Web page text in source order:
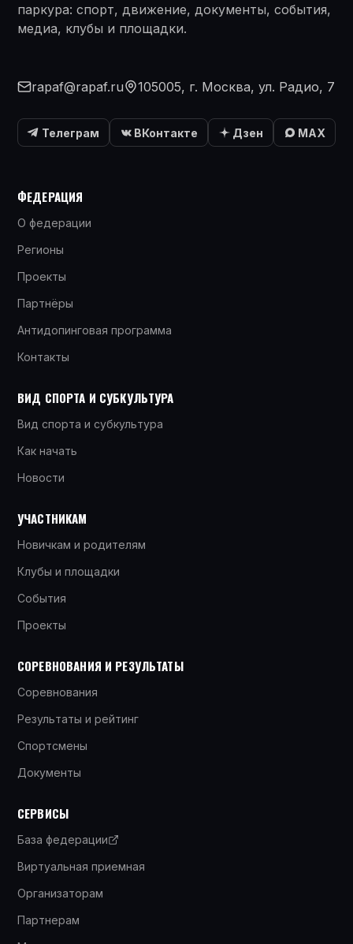
паркура: спорт, движение, документы, события,
медиа, клубы и площадки.
rapaf@rapaf.ru 105005, г. Москва, ул. Радио, 7
Телеграм ВКонтакте Дзен MAX
ФЕДЕРАЦИЯ
О федерации
Регионы
Проекты
Партнёры
Антидопинговая программа
Контакты
ВИД СПОРТА И СУБКУЛЬТУРА
Вид спорта и субкультура
Как начать
Новости
УЧАСТНИКАМ
Новичкам и родителям
Клубы и площадки
События
Проекты
СОРЕВНОВАНИЯ И РЕЗУЛЬТАТЫ
Соревнования
Результаты и рейтинг
Спортсмены
Документы
СЕРВИСЫ
База федерации
Виртуальная приемная
Организаторам
Партнерам